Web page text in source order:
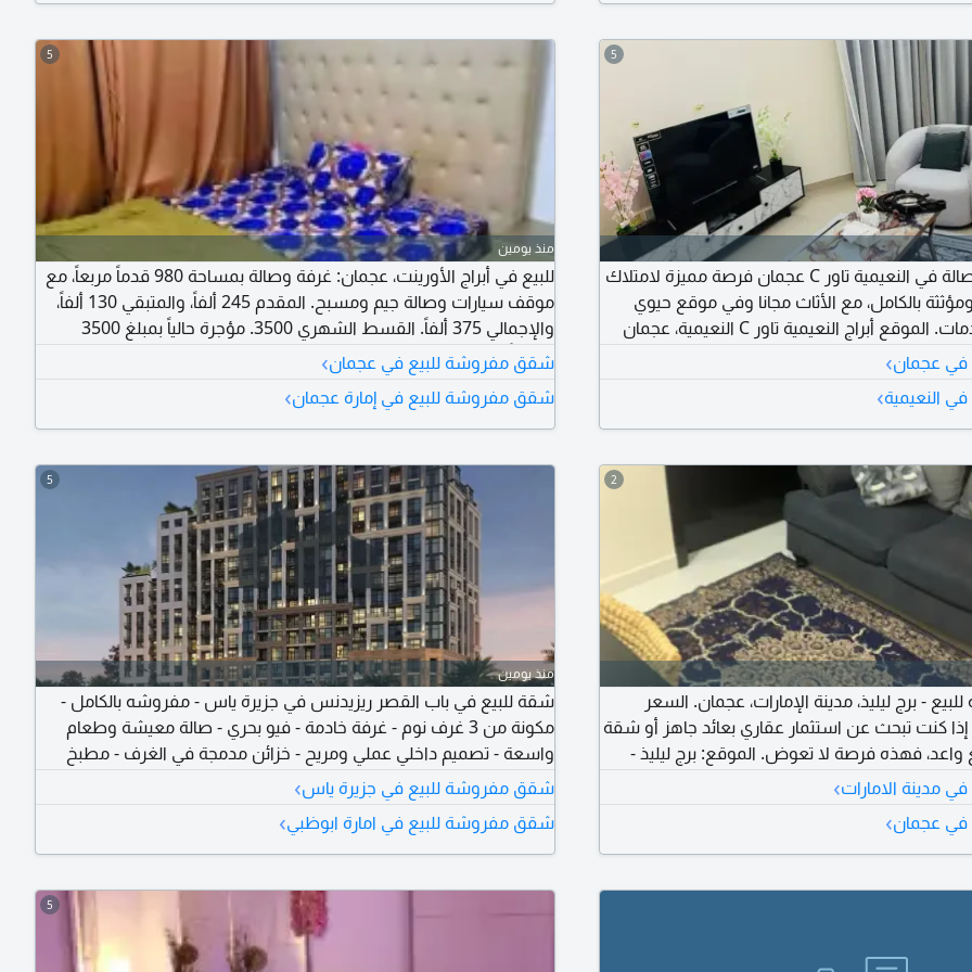
الأسبوع
5
للبيع شقة غرفتين وصالة في النعيمية تاور C عجمان فرصة مميزة لامتلاك
بالكامل، مع الأثاث مجانا وفي موقع حيوي
بالقرب من جميع الخدمات. الموقع أبراج النعيمية تاور C النعيمية، عجمان
السعر الاجمالي 634000 درهم الدفعة الأولى 210000 درهم المبلغ
عجمان›
النعيمية›
5
منذ يومين
للبيع في أبراج الأورينت، عجمان: غرفة وصالة بمساحة 980 قدماً مربعاً، مع
موقف سيارات وصالة جيم ومسبح. المقدم 245 ألفاً، والمتبقي 130 ألفاً،
والإجمالي 375 ألفاً. القسط الشهري 3500. مؤجرة حالياً بمبلغ 3500
شهرياً.
شقق مفروشة للبيع في عجمان›
شقق مفروشة للبيع في إمارة عجمان›
2
- برج ليليذ، مدينة الإمارات، عجمان. السعر
إذا كنت تبحث عن استثمار عقاري بعائد جاهز أو شقة
فهذه فرصة لا تعوض. الموقع: برج ليليذ -
مواصفات الشقة: غرفة نوم واسعة، صالة مريحة،
حمامان، بلكونة واسعة، الطابق 23، موقف سيارة خاص، مفروشة بالكامل،
زايد. صافي المساحة 665.75 قدم مربع.
مدينة الامارات›
عجمان›
5
منذ يومين
شقة للبيع في باب القصر ريزيدنس في جزيرة ياس - مفروشه بالكامل -
مكونة من 3 غرف نوم - غرفة خادمة - فيو بحري - صالة معيشة وطعام
واسعة - تصميم داخلي عملي ومريح - خزائن مدمجة في الغرف - مطبخ
مودرن - مفروشه بالكامل المرافق والخدمات مراكز لياقة بدنية - مسابح -
مناطق لعب للاطفال - مطلوب 2199999 درهم - يمتنع الوسطاء - الرقم
المرجعي AP 27182
شقق مفروشة للبيع في جزيرة ياس›
شقق مفروشة للبيع في امارة ابوظبي›
5